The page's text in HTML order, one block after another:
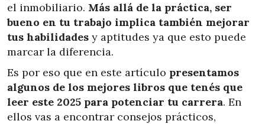
el inmobiliario. Más allá de la práctica, ser
bueno en tu trabajo implica también mejorar
tus habilidades y aptitudes ya que esto puede
marcar la diferencia.
Es por eso que en este artículo presentamos
algunos de los mejores libros que tenés que
leer este 2025 para potenciar tu carrera. En
ellos vas a encontrar consejos prácticos,